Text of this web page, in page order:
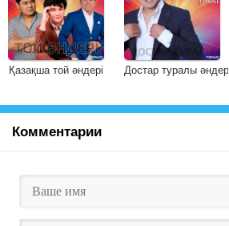
Қазақша той әндері Достар туралы әндер
Комментарии